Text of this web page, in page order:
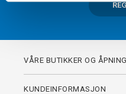
VÅRE BUTIKKER OG
KUNDEINFORMASJON